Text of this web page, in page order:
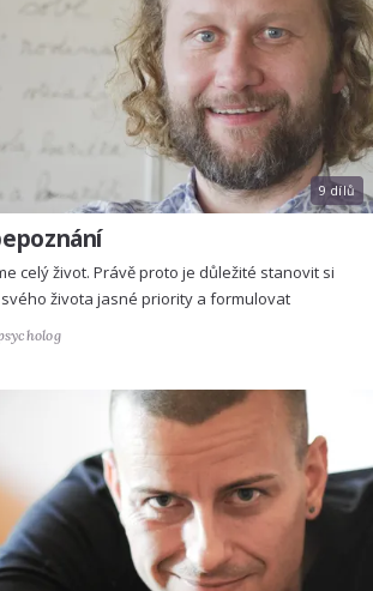
9 dílů
celý život. Právě proto je důležité stanovit si
života jasné priority a formulovat